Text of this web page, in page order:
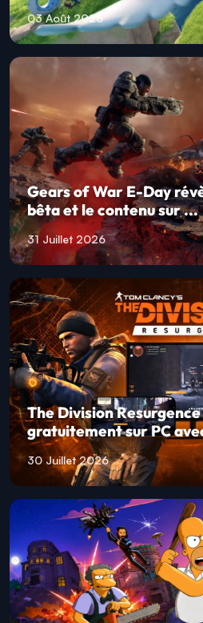
03 Août 2026
Gears of War E-Day
bêta et le contenu sur ...
31 Juillet 2026
The Division
gratuitement sur PC
30 Juillet 2026